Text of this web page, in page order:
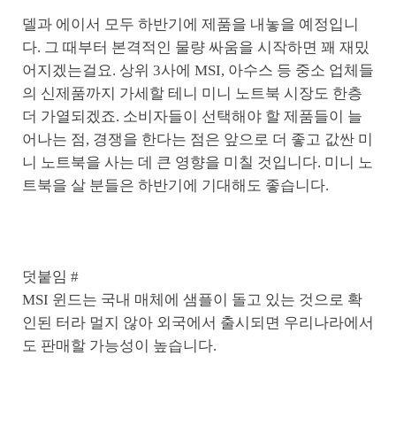
델과 에이서 모두 하반기에 제품을 내놓을 예정입니
다. 그 때부터 본격적인 물량 싸움을 시작하면 꽤 재밌
어지겠는걸요. 상위 3사에 MSI, 아수스 등 중소 업체들
의 신제품까지 가세할 테니 미니 노트북 시장도 한층
더 가열되겠죠. 소비자들이 선택해야 할 제품들이 늘
어나는 점, 경쟁을 한다는 점은 앞으로 더 좋고 값싼 미
니 노트북을 사는 데 큰 영향을 미칠 것입니다. 미니 노
트북을 살 분들은 하반기에 기대해도 좋습니다.
덧붙임 #
MSI 윈드는 국내 매체에 샘플이 돌고 있는 것으로 확
인된 터라 멀지 않아 외국에서 출시되면 우리나라에서
도 판매할 가능성이 높습니다.